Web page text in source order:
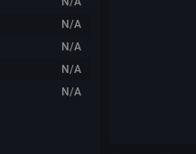
N/A
N/A
N/A
N/A